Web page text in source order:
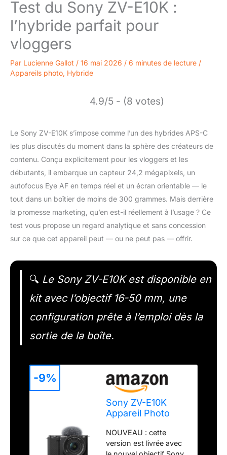
Test du Sony ZV-E10K :
l’hybride parfait pour
vloggers
Par Lucienne Gallot / 16 mai 2026 / 6 minutes de lecture /
Appareils photo, Hybride
4.9/5 - (8 votes)
Le Sony ZV-E10K s’impose comme l’un des hybrides APS-C
les plus discutés du moment dans la sphère des créateurs de
contenu. Conçu explicitement pour les vloggers et les
débutants, il embarque un capteur 24,2 mégapixels, un
autofocus Eye AF en temps réel et un écran orientable — le
tout dans un boîtier de moins de 300 grammes. Mais derrière
la promesse marketing, qu’en est-il réellement à l’usage ? Ce
test vous propose un regard analytique et sans concession
sur ce que cet appareil peut — ou ne peut pas — offrir.
🔍 Le Sony ZV-E10K est disponible en
kit avec l’objectif 16-50 mm, une
configuration prête à l’emploi dès la
sortie de la boîte.
Sony ZV-E10K
Appareil Photo
avec Objectif
Power Zoom 16-
NOUVEAU : cette
version est livrée avec
-9%